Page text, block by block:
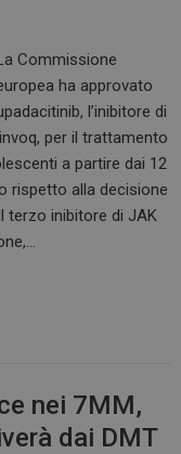
Commissione
ha approvato
l’inibitore di
per il trattamento
a partire dai 12
rispetto alla decisione
terzo inibitore di JAK
nei 7MM,
dai DMT